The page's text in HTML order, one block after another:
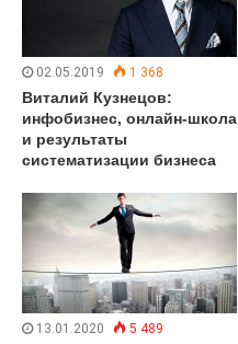
02.05.2019 1 368
Виталий Кузнецов:
инфобизнес, онлайн-школа
и результаты
систематизации бизнеса
13.01.2020 5 489